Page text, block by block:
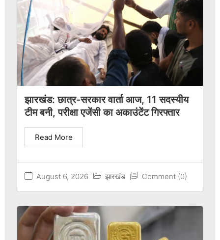
झारखंड: छात्र-सरकार वार्ता आज, 11 सदस्यीय
टीम बनी, परीक्षा एजेंसी का अकाउंटेंट गिरफ्तार
August 6, 2026 झारखंड Comment (0)
Read More